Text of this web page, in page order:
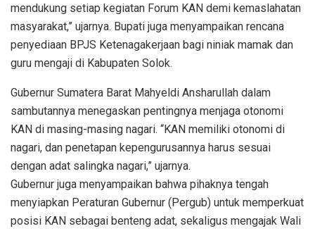
mendukung setiap kegiatan Forum KAN demi kemaslahatan
masyarakat,” ujarnya. Bupati juga menyampaikan rencana
penyediaan BPJS Ketenagakerjaan bagi niniak mamak dan
guru mengaji di Kabupaten Solok.
Gubernur Sumatera Barat Mahyeldi Ansharullah dalam
sambutannya menegaskan pentingnya menjaga otonomi
KAN di masing-masing nagari. “KAN memiliki otonomi di
nagari, dan penetapan kepengurusannya harus sesuai
dengan adat salingka nagari,” ujarnya.
Gubernur juga menyampaikan bahwa pihaknya tengah
menyiapkan Peraturan Gubernur (Pergub) untuk memperkuat
posisi KAN sebagai benteng adat, sekaligus mengajak Wali